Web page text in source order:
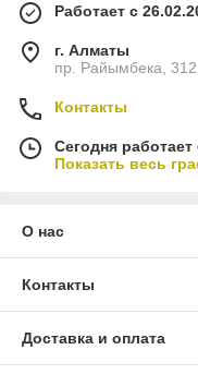
Работает с
г. Алматы
пр. Райымбека,
Контакты
Сегодня
Показать весь
О нас
Контакты
Доставка и оплата